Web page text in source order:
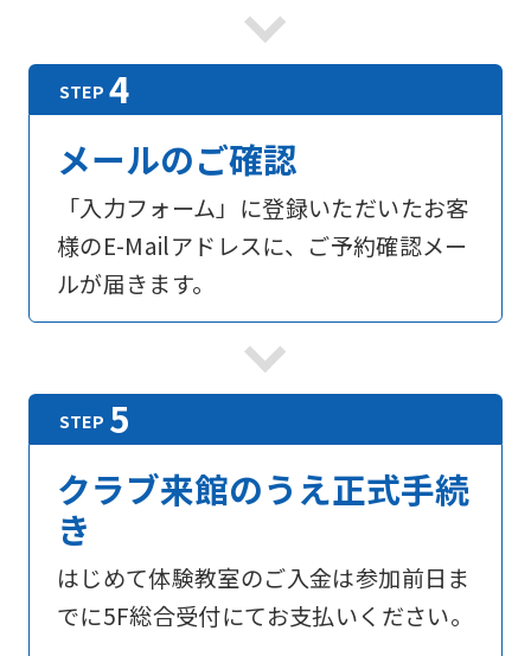
メールのご確認
「入力フォーム」に登録いただいたお客
様のE-Mailアドレスに、ご予約確認メー
ルが届きます。
クラブ来館のうえ正式手続
き
はじめて体験教室のご入金は参加前日ま
でに5F総合受付にてお支払いください。
For
foreigners
Sports
official
website